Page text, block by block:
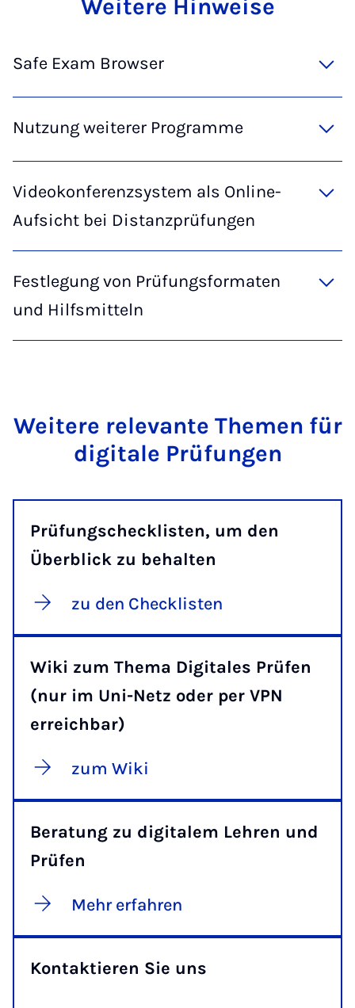
Wei­te­re Hin­wei­se
Safe Exam Browser
Nutzung weiterer Programme
Videokonferenzsystem als Online-
Aufsicht bei Distanzprüfungen
Festlegung von Prüfungsformaten
und Hilfsmitteln
Wei­te­re re­le­van­te The­men für
di­gi­ta­le Prü­fun­gen
Prüfungschecklisten, um den
Überblick zu behalten
zu den Checklisten
Wiki zum Thema Digitales Prüfen
(nur im Uni-Netz oder per VPN
erreichbar)
zum Wiki
Beratung zu digitalem Lehren und
Prüfen
Mehr erfahren
Kontaktieren Sie uns